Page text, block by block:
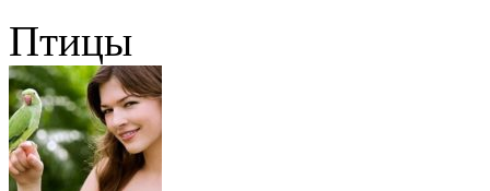
Птицы